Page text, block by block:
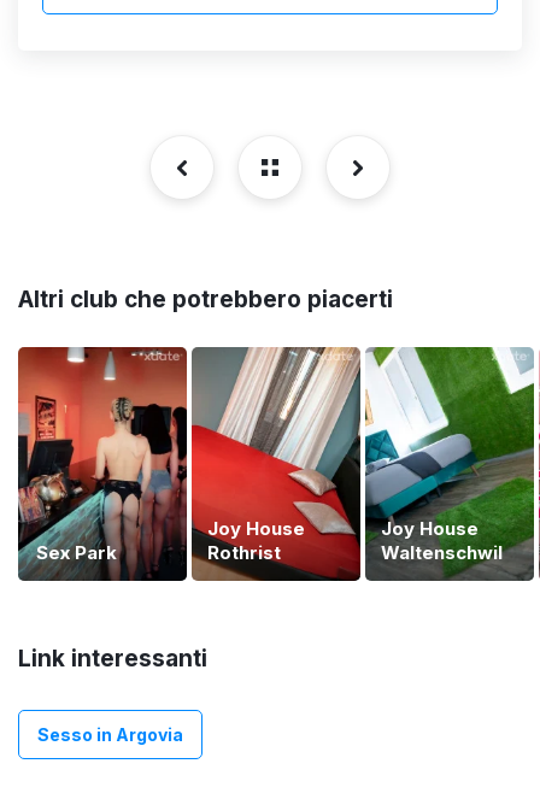
Altri club che potrebbero piacerti
Sex Park
Joy House
Rothrist
Joy House
Waltenschwil
Link interessanti
Sesso in Argovia